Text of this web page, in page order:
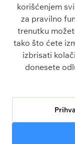
Blogovi
Škola klađenja
Kazino škola
Sve o sportu
Legalbet nije
© 2026 MC Media
korišćenjem
za pravilno
trenutku
tako što ćete
izbrisati
donesete